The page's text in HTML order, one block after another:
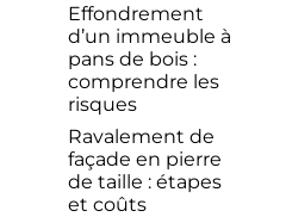
Effondrement
d’un immeuble à
pans de bois :
comprendre les
risques
Ravalement de
façade en pierre
de taille : étapes
et coûts